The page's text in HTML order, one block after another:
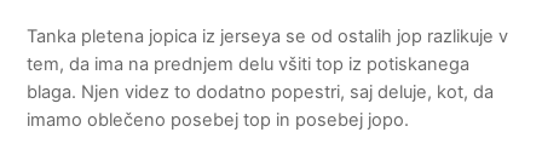
je
bila:
48,80 €.
je:
29,28 €.
Tanka pletena jopica iz jerseya se od ostalih jop razlikuje v
tem, da ima na prednjem delu všiti top iz potiskanega
blaga. Njen videz to dodatno popestri, saj deluje, kot, da
imamo oblečeno posebej top in posebej jopo.